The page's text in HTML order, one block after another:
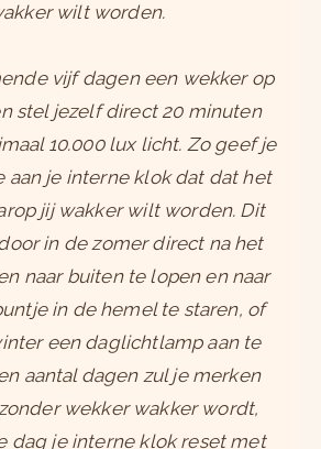
wilt worden.
vijf dagen een wekker op
stel jezelf direct 20 minuten
10.000 lux licht. Zo geef je
aan je interne klok dat dat het
jij wakker wilt worden. Dit
in de zomer direct na het
naar buiten te lopen en naar
in de hemel te staren, of
een daglichtlamp aan te
aantal dagen zul je merken
wekker wakker wordt,
dag je interne klok reset met